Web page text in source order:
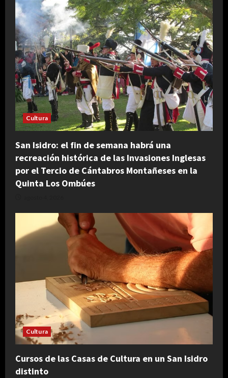
Cultura
San Isidro: el fin de semana habrá una
recreación histórica de las Invasiones Inglesas
por el Tercio de Cántabros Montañeses en la
Quinta Los Ombúes
Cultura
Cursos de las Casas de Cultura en un San Isidro
distinto